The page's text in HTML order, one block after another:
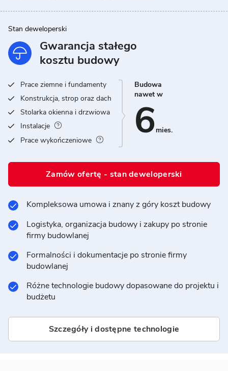
Stan deweloperski
Gwarancja stałego
kosztu budowy
Prace ziemne i fundamenty
Konstrukcja, strop oraz dach
Stolarka okienna i drzwiowa
Instalacje
Prace wykończeniowe
Budowa
nawet w
6 mies.
Zamów ofertę - stan deweloperski
Kompleksowa umowa i znany z góry koszt budowy
Logistyka, organizacja budowy i zakupy po stronie
firmy budowlanej
Formalności i dokumentacje po stronie firmy
budowlanej
Różne technologie budowy dopasowane do projektu i
budżetu
Szczegóły i dostępne technologie